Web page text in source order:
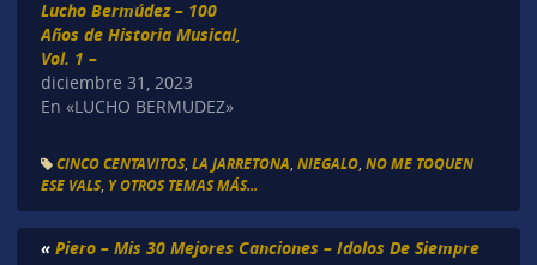
Lucho Bermúdez – 100
Años de Historia Musical,
Vol. 1 –
diciembre 31, 2023
En «LUCHO BERMUDEZ»
CINCO CENTAVITOS, LA JARRETONA NIEGALO, NO ME TOQUEN
ESE VALS, Y OTROS TEMAS MÁS...
« Piero – Mis 30 Mejores Canciones – Idolos De Siempre